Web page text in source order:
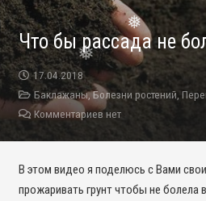
❅
❅
❅
❅ ❅
Что бы рассада не
17.04.2018
Баклажаны,Болезни ростений ,
Комментариев нет
В этом видео я поделюсь с Вами
прожаривать грунт чтобы не